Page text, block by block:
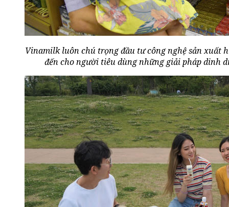
Vinamilk luôn chú trọng đầu tư công nghệ sản xuất
đến cho người tiêu dùng những giải pháp dinh